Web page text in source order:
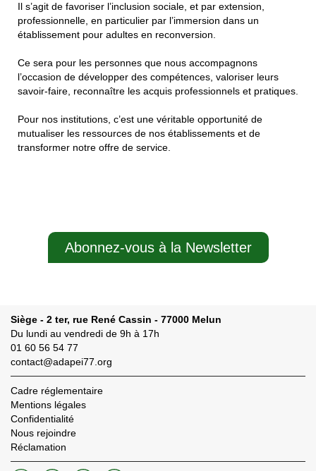
Il s’agit de favoriser l’inclusion sociale, et par extension,
professionnelle, en particulier par l’immersion dans un
établissement pour adultes en reconversion.
Ce sera pour les personnes que nous accompagnons
l’occasion de développer des compétences, valoriser leurs
savoir-faire, reconnaître les acquis professionnels et pratiques.
Pour nos institutions, c’est une véritable opportunité de
mutualiser les ressources de nos établissements et de
transformer notre offre de service.
Abonnez-vous à la Newsletter
Siège - 2 ter, rue René Cassin - 77000 Melun
Du lundi au vendredi de 9h à 17h
01 60 56 54 77
contact@adapei77.org
Cadre réglementaire
Mentions légales
Confidentialité
Nous rejoindre
Réclamation